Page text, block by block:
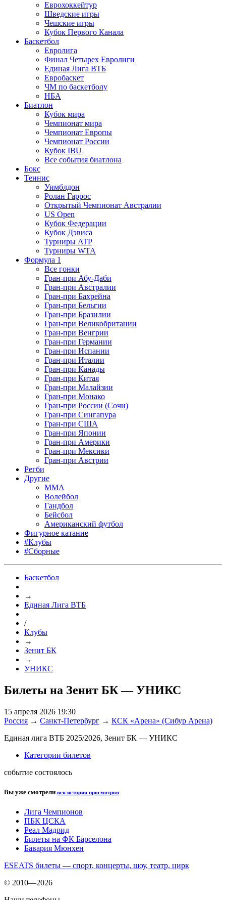
Еврохоккейтур
Шведские игры
Чешские игры
Кубок Первого Канала
Баскетбол
Евролига
Финал Четырех Евролиги
Единая Лига ВТБ
Евробаскет
ЧМ по баскетболу
НБА
Биатлон
Кубок мира
Чемпионат мира
Чемпионат Европы
Чемпионат России
Кубок IBU
Все события биатлона
Бокс
Теннис
Уимблдон
Ролан Гаррос
Открытый Чемпионат Австралии
US Open
Кубок Федерации
Кубок Дэвиса
Турниры ATP
Турниры WTA
Формула 1
Все гонки
Гран-при Абу-Даби
Гран-при Австралии
Гран-при Бахрейна
Гран-при Бельгии
Гран-при Бразилии
Гран-при Великобритании
Гран-при Венгрии
Гран-при Германии
Гран-при Испании
Гран-при Италии
Гран-при Канады
Гран-при Китая
Гран-при Малайзии
Гран-при Монако
Гран-при России (Сочи)
Гран-при Сингапура
Гран-при США
Гран-при Японии
Гран-при Америки
Гран-при Мексики
Гран-при Австрии
Регби
Другие
MMA
Волейбол
Гандбол
Бейсбол
Американский футбол
Фигурное катание
#Клубы
#Сборные
Баскетбол
→
Единая Лига ВТБ
/
Клубы
→
Зенит БК
→
УНИКС
Билеты на Зенит БК — УНИКС
15 апреля 2026 19:30
Россия → Санкт-Петербург → КСК «Арена» (Сибур Арена)
Единая лига ВТБ 2025/2026, Зенит БК — УНИКС
Категории билетов
событие состоялось
Вы уже смотрели вся история просмотров
Лига Чемпионов
ПБК ЦСКА
Реал Мадрид
Билеты на ФК Барселона
Бавария Мюнхен
ESEATS билеты — спорт, концерты, шоу, театр, цирк
© 2010—2026